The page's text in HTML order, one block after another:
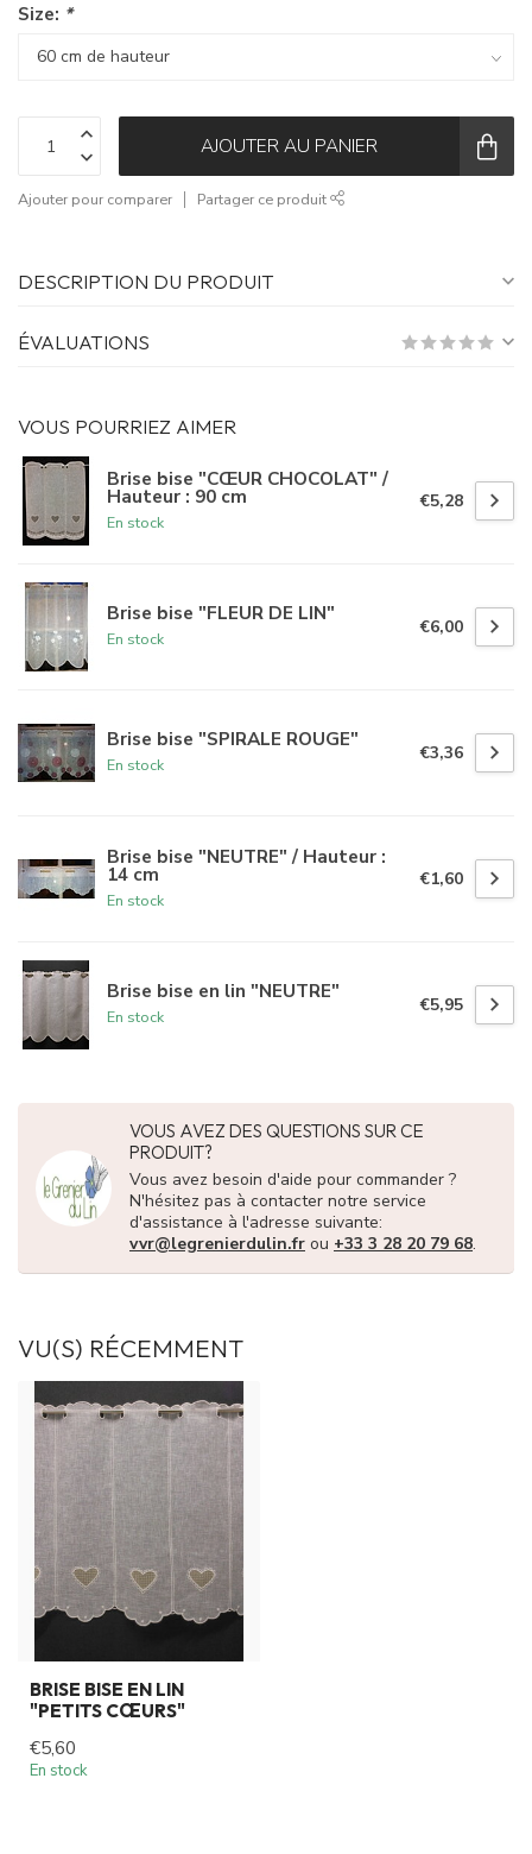
Size: *
AJOUTER AU PANIER
Ajouter pour comparer Partager ce produit
DESCRIPTION DU PRODUIT
ÉVALUATIONS
VOUS POURRIEZ AIMER
Brise bise "CŒUR CHOCOLAT" /
Hauteur : 90 cm
En stock
€5,28
Brise bise "FLEUR DE LIN"
En stock
€6,00
Brise bise "SPIRALE ROUGE"
En stock
€3,36
Brise bise "NEUTRE" / Hauteur :
14 cm
En stock
€1,60
Brise bise en lin "NEUTRE"
En stock
€5,95
VOUS AVEZ DES QUESTIONS SUR CE
PRODUIT?
Vous avez besoin d'aide pour commander ?
N'hésitez pas à contacter notre service
d'assistance à l'adresse suivante:
vvr@legrenierdulin.fr ou +33 3 28 20 79 68.
VU(S) RÉCEMMENT
BRISE BISE EN LIN
"PETITS CŒURS"
€5,60
En stock